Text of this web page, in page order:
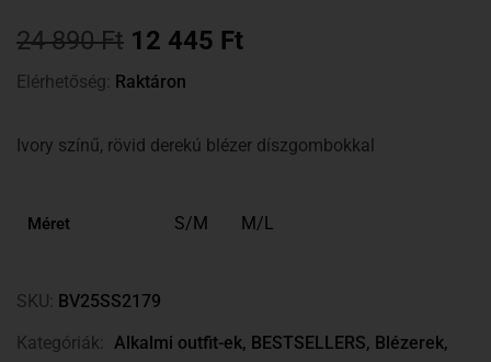
24 890Ft 12 445 Ft
Elérhetőség: Raktáron
Ivory színű, rövid derekú blézer díszgombokkal
Méret S/M M/L
SKU: BV25SS2179
Kategóriák:
Alkalmi outfit-ek, BESTSELLERS, Blézerek,